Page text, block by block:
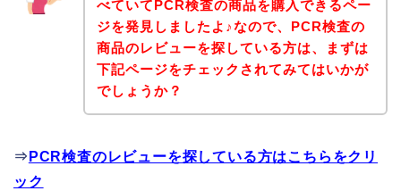
べていてPCR検査の商品を購入できるペー
ジを発見しましたよ♪なので、PCR検査の
商品のレビューを探している方は、まずは
下記ページをチェックされてみてはいかが
でしょうか？
⇒ PCR検査のレビューを探している方はこちらをクリ
ック